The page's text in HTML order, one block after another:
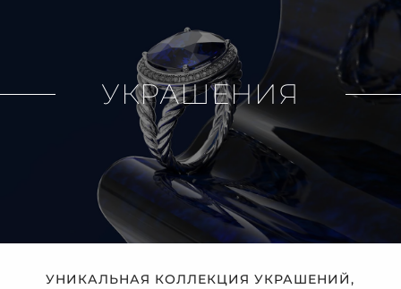
УКРАШЕНИЯ
УНИКАЛЬНАЯ КОЛЛЕКЦИЯ УКРАШЕНИЙ,